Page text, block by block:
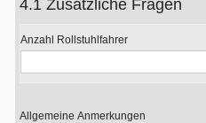
4.1 Zusätzliche Fragen
Anzahl Rollstuhlfahrer
Allgemeine Anmerkungen